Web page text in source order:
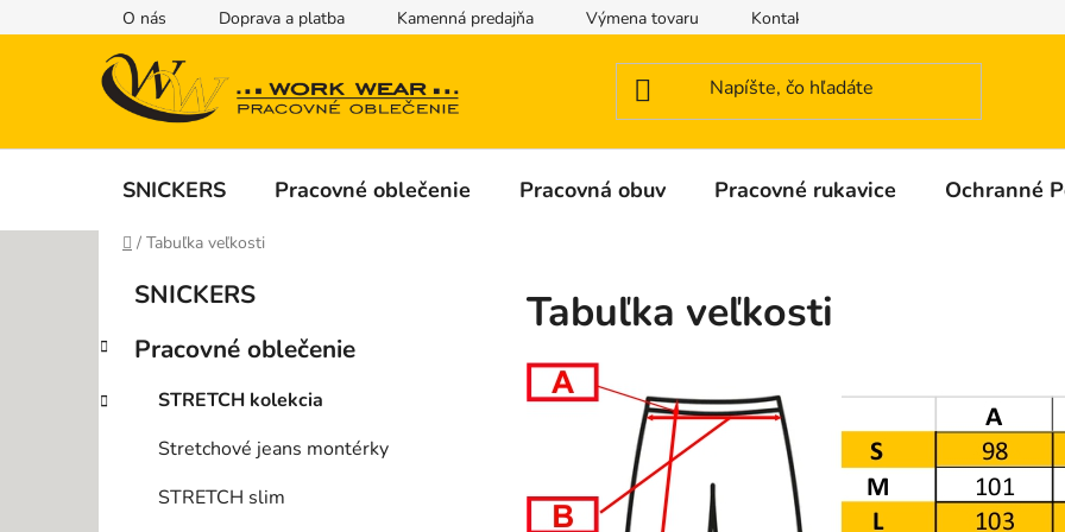
na
O nás Doprava a platba Kamenná predajňa Výmena tovaru Kontakty
SNICKERS Pracovné oblečenie Pracovná obuv Pracovné rukavice Ochranné
Domov
/ Tabuľka veľkosti
č
ý
Preskočiť
kategórie
e
ó
SNICKERS
Pracovné oblečenie
STRETCH kolekcia
Stretchové jeans montérky
STRETCH slim
Tabuľka veľkosti